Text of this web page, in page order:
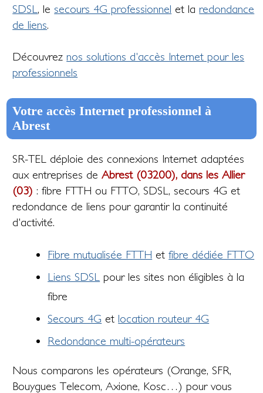
SDSL , lesecours 4G professionnel et la redondance
de liens.
Découvrez nos solutions d'accès Internet pour les
professionnels
Votre accès Internet professionnel à
Abrest
SR-TEL déploie des connexions Internet adaptées
aux entreprises deAbrest (03200), dans les Allier
(03) : fibre FTTH ou FTTO, SDSL, secours 4G et
redondance de liens pour garantir la continuité
d'activité.
Fibre mutualisée FTTH etfibre dédiée FTTO
Liens SDSL
pour les sites non éligibles à la
fibre
Secours 4G et location routeur 4G
Redondance multi-opérateurs
Nous comparons les opérateurs (Orange, SFR,
Bouygues Telecom, Axione, Kosc…) pour vous